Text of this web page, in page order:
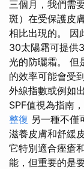
三個月，我們需
斑）在受保護皮
相比出現的。 因
30太陽霜可提供
光的防曬霜。 但
的效率可能會受
外線指數或例如
SPF值視為指南
整復 另一種不僅
滋養皮膚和舒緩
它特別適合痤瘡
能，但重要的是